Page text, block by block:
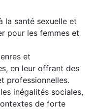
la santé sexuelle et
pour les femmes et
et
en leur offrant des
professionnelles.
inégalités sociales,
de forte